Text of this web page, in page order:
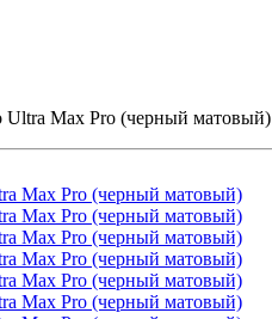
Ultra Max Pro (черный матовый)